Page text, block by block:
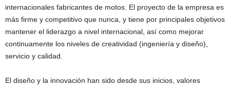
internacionales fabricantes de motos. El proyecto de la empresa es
más firme y competitivo que nunca, y tiene por principales objetivos
mantener el liderazgo a nivel internacional, así como mejorar
continuamente los niveles de creatividad (ingeniería y diseño),
servicio y calidad.
El diseño y la innovación han sido desde sus inicios, valores